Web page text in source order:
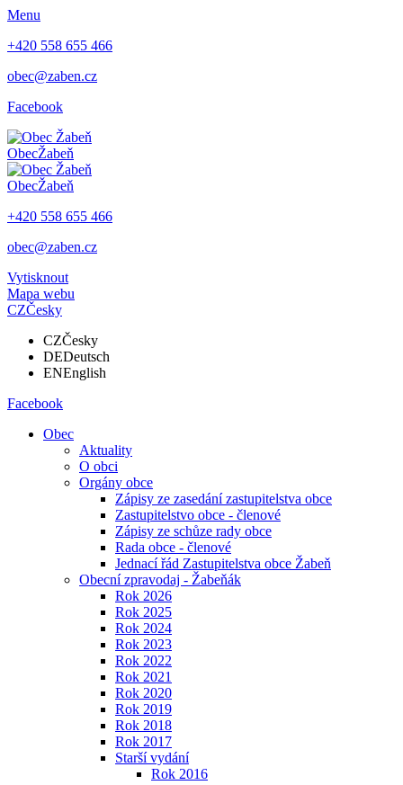
Menu
+420 558 655 466
obec@zaben.cz
Facebook
ObecŽabeň
ObecŽabeň
+420 558 655 466
obec@zaben.cz
Vytisknout
Mapa webu
CZČesky
CZČesky
DEDeutsch
ENEnglish
Facebook
Obec
Aktuality
O obci
Orgány obce
Zápisy ze zasedání zastupitelstva obce
Zastupitelstvo obce - členové
Zápisy ze schůze rady obce
Rada obce - členové
Jednací řád Zastupitelstva obce Žabeň
Obecní zpravodaj - Žabeňák
Rok 2026
Rok 2025
Rok 2024
Rok 2023
Rok 2022
Rok 2021
Rok 2020
Rok 2019
Rok 2018
Rok 2017
Starší vydání
Rok 2016